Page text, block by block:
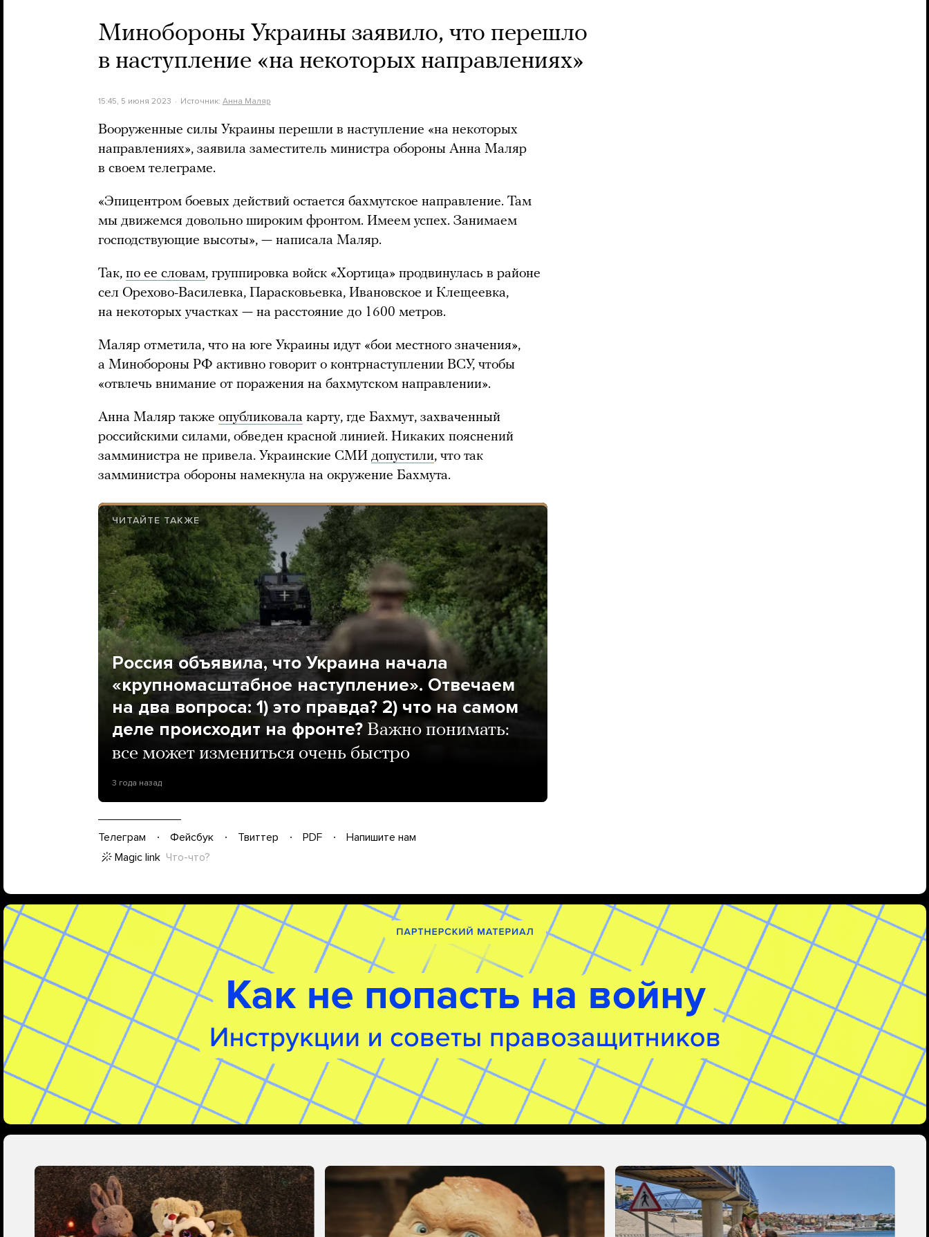
Минобороны Украины заявило, что перешло
в наступление «на некоторых направлениях»
15:45, 5 июня 2023 Источник: Анна Маляр
Вооруженные силы Украины перешли в наступление «на некоторых
направлениях», заявила заместитель министра обороны Анна Маляр
в своем телеграме.
«Эпицентром боевых действий остается бахмутское направление. Там
мы движемся довольно широким фронтом. Имеем успех. Занимаем
господствующие высоты», — написала Маляр.
Так, по ее словам, группировка войск «Хортица» продвинулась в районе
сел Орехово-Василевка, Парасковьевка, Ивановское и Клещеевка,
на некоторых участках — на расстояние до 1600 метров.
Маляр отметила, что на юге Украины идут «бои местного значения»,
а Минобороны РФ активно говорит о контрнаступлении ВСУ, чтобы
«отвлечь внимание от поражения на бахмутском направлении».
Анна Маляр также опубликовала карту, где Бахмут, захваченный
российскими силами, обведен красной линией. Никаких пояснений
замминистра не привела. Украинские СМИ допустили, что так
замминистра обороны намекнула на окружение Бахмута.
ЧИТАЙТЕ ТАКЖЕ
Россия объявила, что Украина начала
«крупномасштабное наступление». Отвечаем
на два вопроса: 1) это правда? 2) что на самом
деле происходит на фронте? Важно понимать:
все может измениться очень быстро
3 года назад
Телеграм Фейсбук Твиттер PDF
Напишите нам
Magic link Что-что?